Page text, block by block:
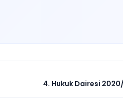
4. Hukuk Dairesi